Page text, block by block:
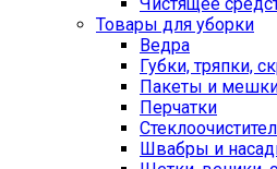
Чистящее
Товары для уборки
Ведра
Губки, тряпки,
Пакеты и
Перчатки
Швабры и